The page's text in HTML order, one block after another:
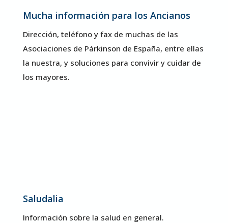
Mucha información para los Ancianos
Dirección, teléfono y fax de muchas de las
Asociaciones de Párkinson de España, entre ellas
la nuestra, y soluciones para convivir y cuidar de
los mayores.
Saludalia
Información sobre la salud en general.